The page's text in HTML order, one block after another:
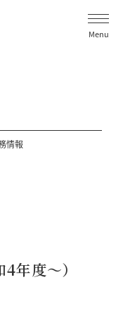
Menu
情報
年度～）